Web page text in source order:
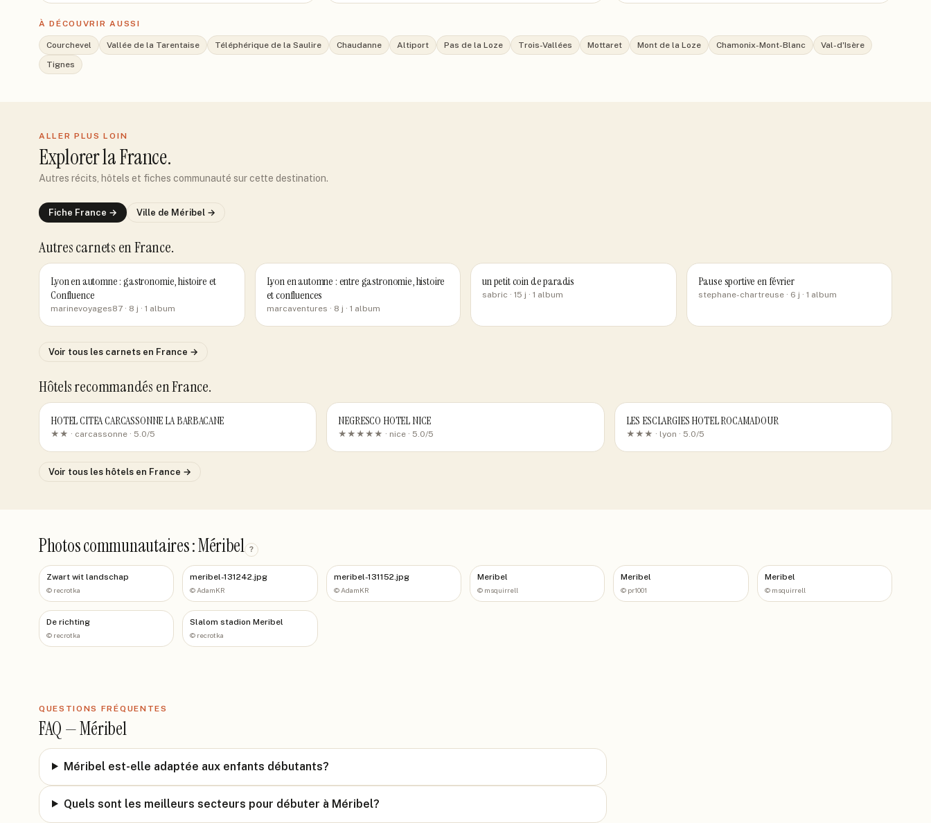
À DÉCOUVRIR AUSSI
Courchevel Vallée de la Tarentaise Téléphérique de la Saulire Chaudanne Altiport Pas de la Loze Trois-Vallées Mottaret Mont de la Loze Chamonix-Mont-Blanc
Val-d'Isère
Tignes
ALLER PLUS LOIN
Explorerla France.
Autres récits, hôtels et fiches communauté sur cette destination.
Fiche France → Ville de Méribel →
Autres carnets en France.
Lyon en automne : gastronomie, histoire et
Confluence
marinevoyages87 · 8 j · 1 album
Lyon en automne : entre gastronomie, histoire
et confluences
marcaventures · 8 j · 1 album
un petit coin de paradis
sabric · 15 j · 1 album
Pause sportive en février
stephane-chartreuse· 6 j · 1 album
Voir tous les carnets en France →
Hôtels recommandés en France.
HOTEL CITEA CARCASSONNE LA BARBACANE
★★ · carcassonne · 5.0/5
NEGRESCO HOTEL NICE
★★★★★ · nice · 5.0/5
LES ESCLARGIES HOTEL ROCAMADOUR
★★★ · lyon · 5.0/5
Voir tous les hôtels en France →
Photos communautaires : Méribel ?
Zwart wit landschap
© recrotka
meribel-131242.jpg
© AdamKR
meribel-131152.jpg
© AdamKR
Meribel
© msquirrell
Meribel
© pr1001
Meribel
© msquirrell
De richting
© recrotka
Slalom stadion Meribel
© recrotka
QUESTIONS FRÉQUENTES
FAQ —Méribel
Méribel est-elle adaptée aux enfants débutants?
Quels sont les meilleurs secteurs pour débuter à Méribel?